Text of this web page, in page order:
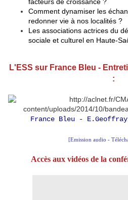
Comment dynamiser les
redonner vie à nos localités ?
Les associations actrices du
sociale et culturel en Haute-
L'ESS sur France Bleu -
:
France Bleu -
[Emission audio -
Accès aux vidéos de la